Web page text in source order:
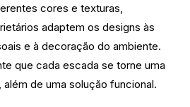
cores e texturas,
adaptem os designs às
e à decoração do ambiente.
que cada escada se torne uma
de uma solução funcional.